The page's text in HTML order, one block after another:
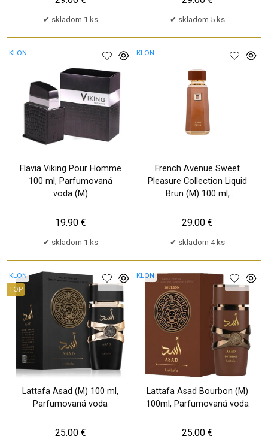
skladom 1 ks skladom 5 ks
Flavia Viking Pour Homme
100 ml, Parfumovaná
voda (M)
KLON
skladom 1 ks
19.90 €
French Avenue Sweet
Pleasure Collection Liquid
Brun (M) 100 ml,
KLON
skladom 4 ks
29.00 €
Lattafa Asad (M) 100 ml,
Parfumovaná voda
KLON
TOP
25.00 €
Lattafa Asad Bourbon (M)
100ml, Parfumovaná voda
KLON
25.00 €